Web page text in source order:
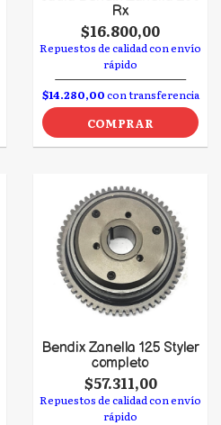
Rx
$16.800,00
Repuestos de calidad con envío
rápido
$14.280,00con transferencia
COMPRAR
Bendix Zanella 125 Styler
completo
$57.311,00
Repuestos de calidad con envío
rápido